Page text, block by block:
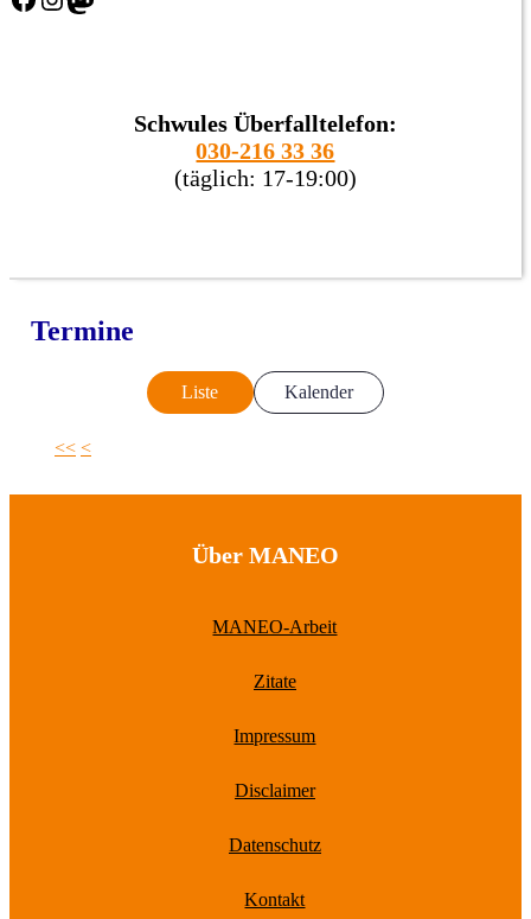
Schwules Überfalltelefon:
030-216 33 36
(täglich: 17-19:00)
Termine
Liste Kalender
<< <
Über MANEO
MANEO-Arbeit
Zitate
Impressum
Disclaimer
Datenschutz
Kontakt